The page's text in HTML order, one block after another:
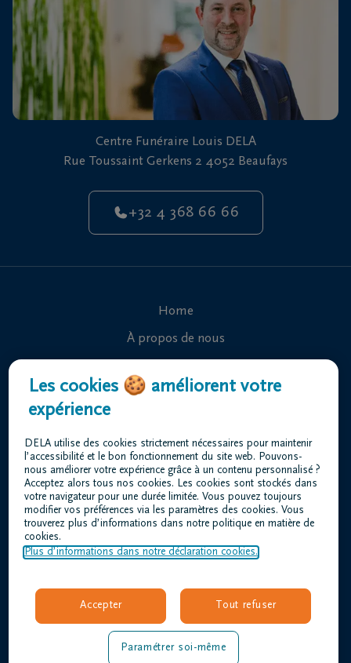
+32
4
368
66
66
Beaufays
Centre Funéraire Louis DELA
Rue Toussaint Gerkens 2 4052 Beaufays
+32 4 368 66 66
Home
À propos de nous
Organiser des funérailles
Notre centre funéraire
Questions fréquemment posées
Conditions d'utilisation
Déclaration relative à la vie privée
Déclaration d’accessibilité
louis@dela.be
Les cookies 🍪 améliorent votre
expérience
DELA utilise des cookies strictement nécessaires pour maintenir
l’accessibilité et le bon fonctionnement du site web. Pouvons-
nous améliorer votre expérience grâce à un contenu personnalisé ?
Acceptez alors tous nos cookies. Les cookies sont stockés dans
votre navigateur pour une durée limitée. Vous pouvez toujours
modifier vos préférences via les paramètres des cookies. Vous
trouverez plus d’informations dans notre politique en matière de
cookies.
Plus d’informations dans notre déclaration cookies.
Accepter Tout refuser
Paramétrer soi-même